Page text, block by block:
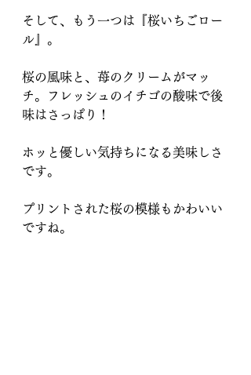
そして、もう一つは『桜いちごロー
ル』。
桜の風味と、苺のクリームがマッ
チ。フレッシュのイチゴの酸味で後
味はさっぱり！
ホッと優しい気持ちになる美味しさ
です。
プリントされた桜の模様もかわいい
ですね。